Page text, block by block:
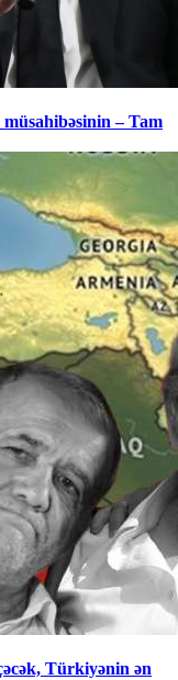
– Tam
Türkiyənin ən